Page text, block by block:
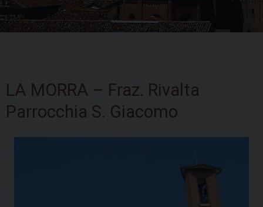
content
LA MORRA – Fraz. Rivalta
Parrocchia S. Giacomo